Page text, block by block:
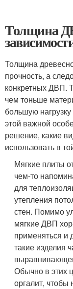
Толщина
Толщина
прочность, а
конкретных ДВП.
чем тоньше
большую
этой важной
решение, какие
использовать в
Мягкие плиты
чем-то
для
утепления
стен. Помимо
мягкие ДВП
применяться
такие изделия
Обычно в этих
оргалит,